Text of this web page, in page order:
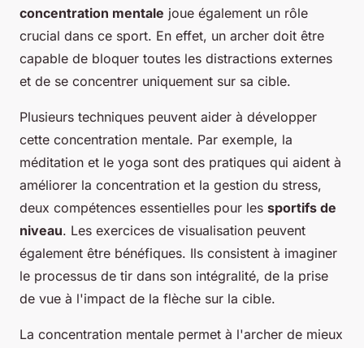
concentration mentale joue également un rôle
crucial dans ce sport. En effet, un archer doit être
capable de bloquer toutes les distractions externes
et de se concentrer uniquement sur sa cible.
Plusieurs techniques peuvent aider à développer
cette concentration mentale. Par exemple, la
méditation et le yoga sont des pratiques qui aident à
améliorer la concentration et la gestion du stress,
deux compétences essentielles pour les sportifs de
niveau. Les exercices de visualisation peuvent
également être bénéfiques. Ils consistent à imaginer
le processus de tir dans son intégralité, de la prise
de vue à l'impact de la flèche sur la cible.
La concentration mentale permet à l'archer de mieux